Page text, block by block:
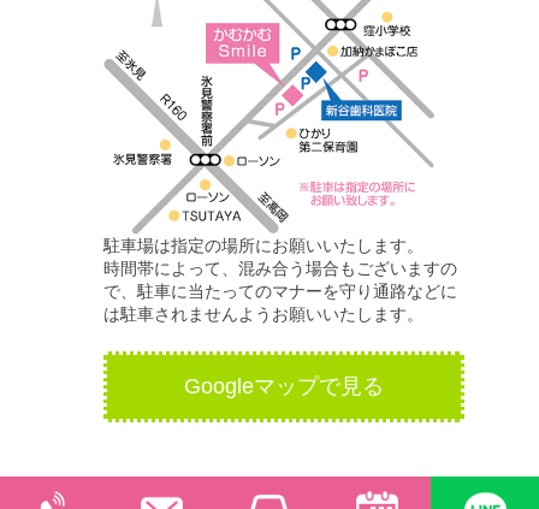
駐車場は指定の場所にお願いいたします。
時間帯によって、混み合う場合もございますの
で、駐車に当たってのマナーを守り通路などに
は駐車されませんようお願いいたします。
Googleマップで見る